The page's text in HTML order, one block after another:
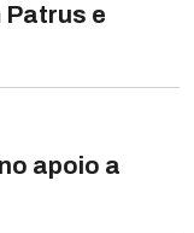
Patrus e
apoio a